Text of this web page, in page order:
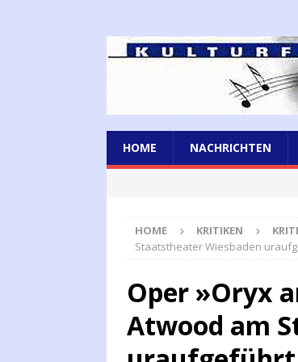
HOME NACHRICHTEN
HOME KRITIKEN
Staatstheater Wiesbaden
Oper »Oryx
Atwood am